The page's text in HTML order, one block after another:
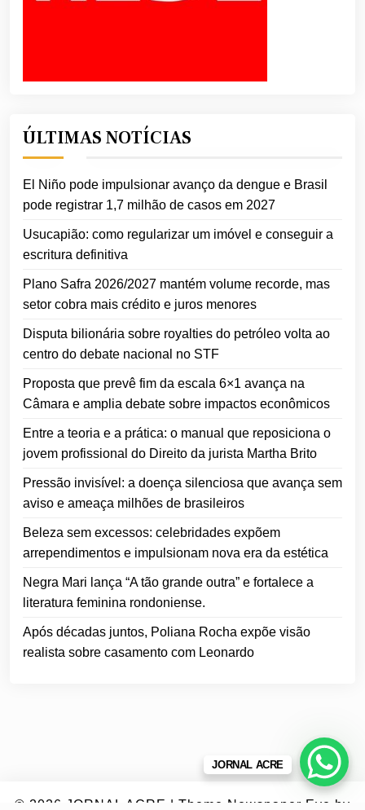
ÚLTIMAS NOTÍCIAS
El Niño pode impulsionar avanço da dengue e Brasil
pode registrar 1,7 milhão de casos em 2027
Usucapião: como regularizar um imóvel e conseguir a
escritura definitiva
Plano Safra 2026/2027 mantém volume recorde, mas
setor cobra mais crédito e juros menores
Disputa bilionária sobre royalties do petróleo volta ao
centro do debate nacional no STF
Proposta que prevê fim da escala 6×1 avança na
Câmara e amplia debate sobre impactos econômicos
Entre a teoria e a prática: o manual que reposiciona o
jovem profissional do Direito da jurista Martha Brito
Pressão invisível: a doença silenciosa que avança sem
aviso e ameaça milhões de brasileiros
Beleza sem excessos: celebridades expõem
arrependimentos e impulsionam nova era da estética
Negra Mari lança “A tão grande outra” e fortalece a
literatura feminina rondoniense.
Após décadas juntos, Poliana Rocha expõe visão
realista sobre casamento com Leonardo
© 2026 JORNAL ACRE | Theme Newspaper Eye by
JORNAL ACRE